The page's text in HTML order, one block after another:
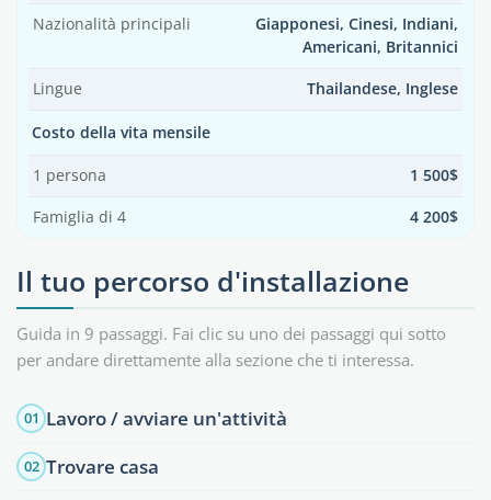
Nazionalità principali
Giapponesi, Cinesi, Indiani,
Americani, Britannici
Lingue Thailandese, Inglese
Costo della vita mensile
1 persona 1 500$
Famiglia di 4 4 200$
Il tuo percorso d'installazione
Guida in 9 passaggi. Fai clic su uno dei passaggi qui sotto
per andare direttamente alla sezione che ti interessa.
01 Lavoro / avviare un'attività
02 Trovare casa